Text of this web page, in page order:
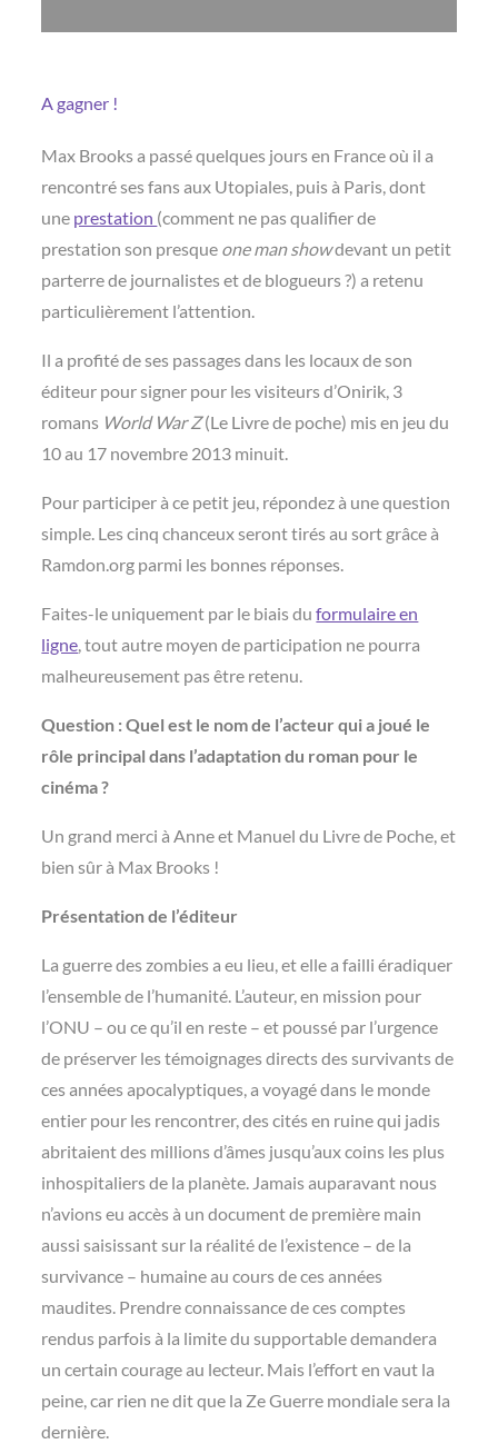
A gagner !
Max Brooks a passé quelques jours en France où il a
rencontré ses fans aux Utopiales, puis à Paris, dont
une prestation (comment ne pas qualifier de
prestation son presque one man showdevant un petit
parterre de journalistes et de blogueurs ?) a retenu
particulièrement l’attention.
Il a profité de ses passages dans les locaux de son
éditeur pour signer pour les visiteurs d’Onirik, 3
romans World War Z(Le Livre de poche) mis en jeu du
10 au 17 novembre 2013 minuit.
Pour participer à ce petit jeu, répondez à une question
simple. Les cinq chanceux seront tirés au sort grâce à
Ramdon.org parmi les bonnes réponses.
Faites-le uniquement par le biais duformulaire en
ligne, tout autre moyen de participation ne pourra
malheureusement pas être retenu.
Question : Quel est le nom de l’acteur qui a joué le
rôle principal dans l’adaptation du roman pour le
cinéma ?
Un grand merci à Anne et Manuel du Livre de Poche, et
bien sûr à Max Brooks !
Présentation de l’éditeur
La guerre des zombies a eu lieu, et elle a failli éradiquer
l’ensemble de l’humanité. L’auteur, en mission pour
l’ONU – ou ce qu’il en reste – et poussé par l’urgence
de préserver les témoignages directs des survivants de
ces années apocalyptiques, a voyagé dans le monde
entier pour les rencontrer, des cités en ruine qui jadis
abritaient des millions d’âmes jusqu’aux coins les plus
inhospitaliers de la planète. Jamais auparavant nous
n’avions eu accès à un document de première main
aussi saisissant sur la réalité de l’existence – de la
survivance – humaine au cours de ces années
maudites. Prendre connaissance de ces comptes
rendus parfois à la limite du supportable demandera
un certain courage au lecteur. Mais l’effort en vaut la
peine, car rien ne dit que la Ze Guerre mondiale sera la
dernière.